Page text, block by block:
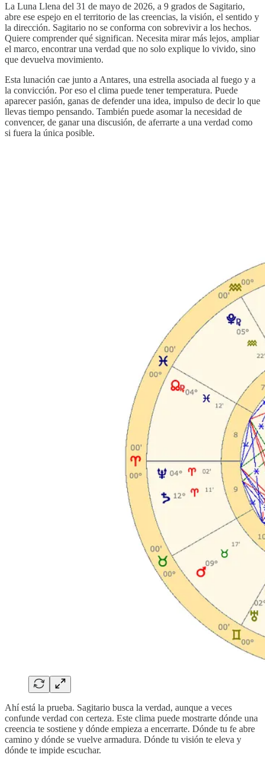
La Luna Llena del 31 de mayo de 2026, a 9 grados de Sagitario,
abre ese espejo en el territorio de las creencias, la visión, el sentido y
la dirección. Sagitario no se conforma con sobrevivir a los hechos.
Quiere comprender qué significan. Necesita mirar más lejos, ampliar
el marco, encontrar una verdad que no solo explique lo vivido, sino
que devuelva movimiento.
Esta lunación cae junto a Antares, una estrella asociada al fuego y a
la convicción. Por eso el clima puede tener temperatura. Puede
aparecer pasión, ganas de defender una idea, impulso de decir lo que
llevas tiempo pensando. También puede asomar la necesidad de
convencer, de ganar una discusión, de aferrarte a una verdad como
si fuera la única posible.
Ahí está la prueba. Sagitario busca la verdad, aunque a veces
confunde verdad con certeza. Este clima puede mostrarte dónde una
creencia te sostiene y dónde empieza a encerrarte. Dónde tu fe abre
camino y dónde se vuelve armadura. Dónde tu visión te eleva y
dónde te impide escuchar.